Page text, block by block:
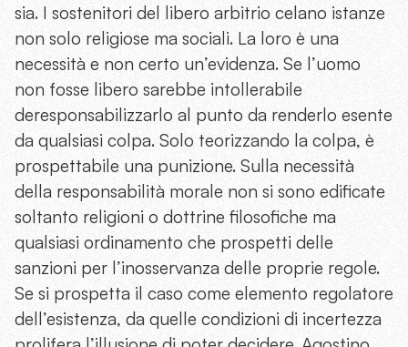
sia. I sostenitori del libero arbitrio celano istanze
non solo religiose ma sociali. La loro è una
necessità e non certo un’evidenza. Se l’uomo
non fosse libero sarebbe intollerabile
deresponsabilizzarlo al punto da renderlo esente
da qualsiasi colpa. Solo teorizzando la colpa, è
prospettabile una punizione. Sulla necessità
della responsabilità morale non si sono edificate
soltanto religioni o dottrine filosofiche ma
qualsiasi ordinamento che prospetti delle
sanzioni per l’inosservanza delle proprie regole.
Se si prospetta il caso come elemento regolatore
dell’esistenza, da quelle condizioni di incertezza